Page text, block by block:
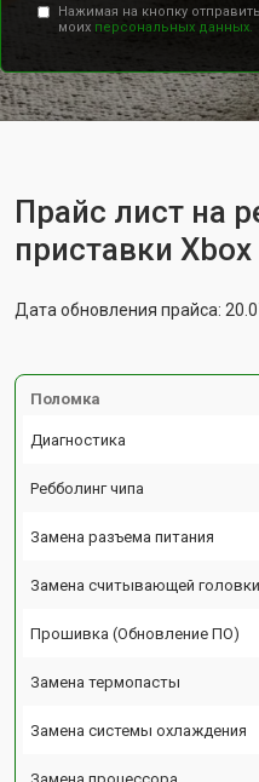
Нажимая на кнопку
моих персональных данных.
Прайс лист на
приставки Xbox
Дата обновления прайса:
Поломка
Диагностика
Ребболинг чипа
Замена разъема питания
Замена считывающей головки
Прошивка (Обновление ПО)
Замена термопасты
Замена системы охлаждения
Замена процессора